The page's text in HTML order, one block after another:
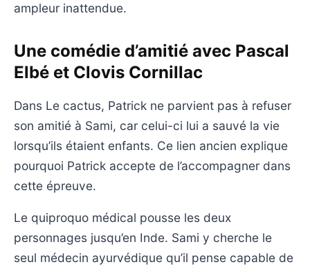
ampleur inattendue.
Une comédie d’amitié avec Pascal
Elbé et Clovis Cornillac
Dans Le cactus, Patrick ne parvient pas à refuser
son amitié à Sami, car celui-ci lui a sauvé la vie
lorsqu’ils étaient enfants. Ce lien ancien explique
pourquoi Patrick accepte de l’accompagner dans
cette épreuve.
Le quiproquo médical pousse les deux
personnages jusqu’en Inde. Sami y cherche le
seul médecin ayurvédique qu’il pense capable de